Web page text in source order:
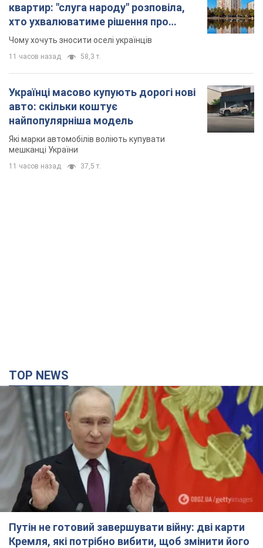
квартир: "слуга народу" розповіла,
хто ухвалюватиме рішення про
знесення будинків
Чому хочуть зносити оселі українців
11 часов назад 58,3 т.
Українці масово купують дорогі нові
авто: скільки коштує
найпопулярніша модель
Які марки автомобілів воліють купувати
мешканці України
11 часов назад 37,5 т.
TOP NEWS
Путін не готовий завершувати війну: дві карти
Кремля, які потрібно вибити, щоб змінити його